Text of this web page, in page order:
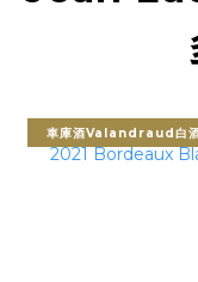
車庫酒Valandraud白